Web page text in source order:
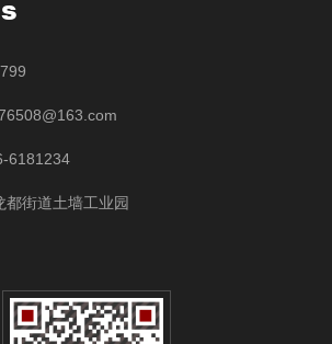
6181234
都街道土墙工业园